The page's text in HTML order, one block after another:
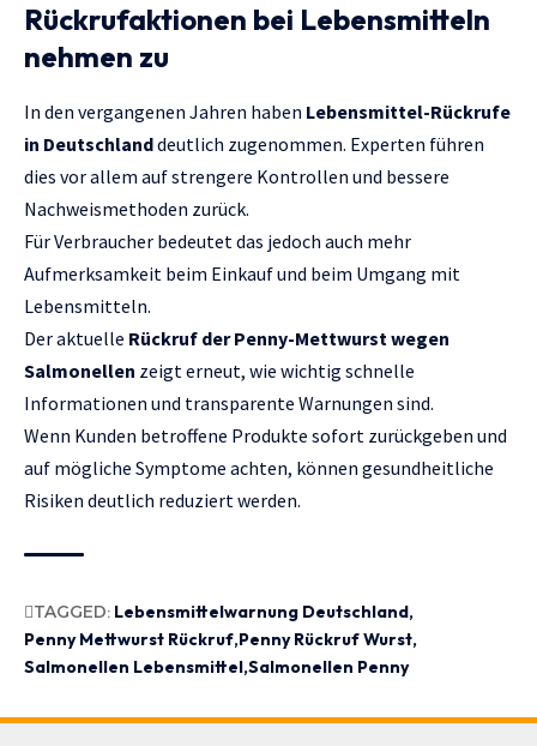
Rückrufaktionen bei Lebensmitteln
nehmen zu
In den vergangenen Jahren haben Lebensmittel-Rückrufe
in Deutschlanddeutlich zugenommen. Experten führen
dies vor allem auf strengere Kontrollen und bessere
Nachweismethoden zurück.
Für Verbraucher bedeutet das jedoch auch mehr
Aufmerksamkeit beim Einkauf und beim Umgang mit
Lebensmitteln.
Der aktuelle Rückruf der Penny-Mettwurst wegen
Salmonellen zeigt erneut, wie wichtig schnelle
Informationen und transparente Warnungen sind.
Wenn Kunden betroffene Produkte sofort zurückgeben und
auf mögliche Symptome achten, können gesundheitliche
Risiken deutlich reduziert werden.
TAGGED: Lebensmittelwarnung Deutschland
Penny Mettwurst Rückruf Penny Rückruf Wurst
Salmonellen Lebensmittel Salmonellen Penny